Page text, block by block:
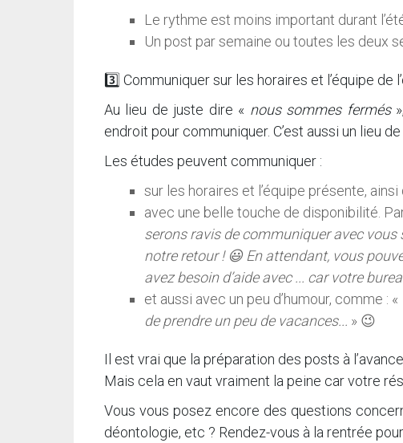
Le rythme est moins important durant
Un post par semaine ou toutes les deux
3️⃣ Communiquer sur les horaires et l’équipe de
Au lieu de juste dire « nous sommes fermés
endroit pour communiquer. C’est aussi un lieu
Les études peuvent communiquer :
sur les horaires et l’équipe présente,
avec une belle touche de disponibilité.
serons ravis de communiquer avec
notre retour ! 😃 En attendant, vous
avez besoin d’aide avec ... car votre
et aussi avec un peu d’humour, comme : «
de prendre un peu de vacances... » 😉
Il est vrai que la préparation des posts à
Mais cela en vaut vraiment la peine car votre
Vous vous posez encore des questions
déontologie, etc ? Rendez-vous à la rentrée